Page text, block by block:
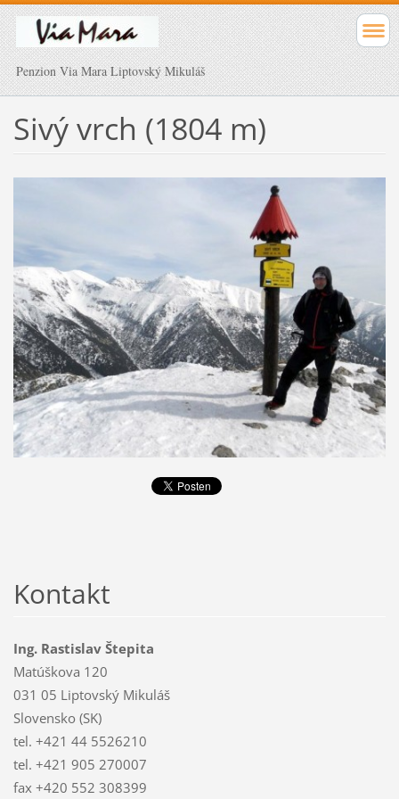
Penzion Via Mara Liptovský Mikuláš
Sivý vrch (1804 m)
Kontakt
Ing. Rastislav Štepita
Matúškova 120
031 05 Liptovský Mikuláš
Slovensko (SK)
tel. +421 44 5526210
tel. +421 905 270007
fax +420 552 308399